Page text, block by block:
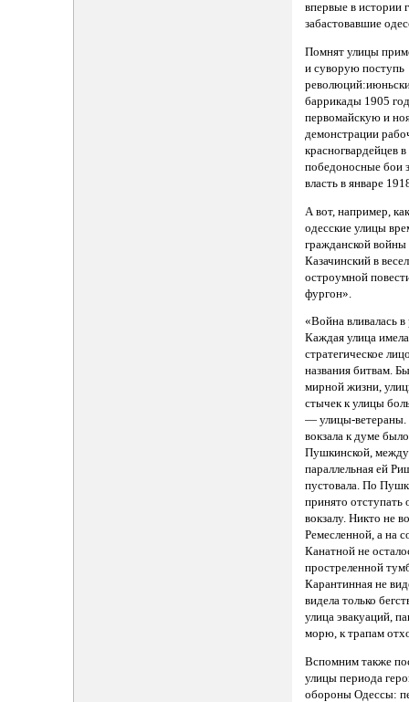
впервые в истории
забастовавшие
Помнят улицы
и суворую поступь
баррикады 1905
первомайскую и
демонстрации
красногвардейцев
победоносные бои
власть в январе
А вот, например,
одесские улицы
гражданской
Казачинский в
остроумной
фургон».
«Война вливалась в
Каждая улица
стратегическое
названия битвам.
мирной жизни,
стычек к улицы
— улицы-ветераны.
вокзала к думе
Пушкинской, между
параллельная ей
пустовала. По
принято отступать
вокзалу. Никто не
Ремесленной, а на
Канатной не
простреленной
Карантинная не
видела только
улица эвакуаций,
морю, к трапам
Вспомним также
улицы периода
обороны Одессы: